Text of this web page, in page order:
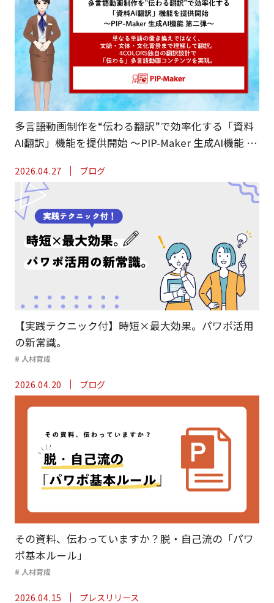
多言語動画制作を“伝わる翻訳”で効率化する「資料
AI翻訳」機能を提供開始 ～PIP-Maker 生成AI機能 第
2026.04.27 ブログ
【実践テクニック付】時短×最大効果。パワポ活用
の新常識。
# 人材育成
2026.04.20 ブログ
その資料、伝わっていますか？脱・自己流の「パワ
ポ基本ルール」
# 人材育成
2026.04.15 プレスリリース